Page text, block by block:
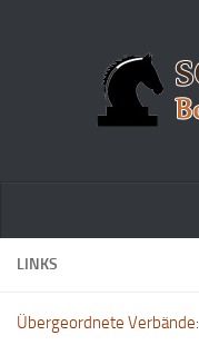
Home
LINKS
Übergeordnete Verbände: